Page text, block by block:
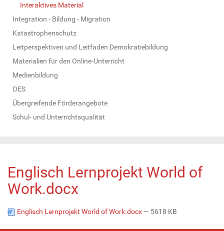
Interaktives Material
Integration - Bildung - Migration
Katastrophenschutz
Leitperspektiven und Leitfaden Demokratiebildung
Materialien für den Online-Unterricht
Medienbildung
OES
Übergreifende Förderangebote
Schul- und Unterrichtsqualität
Englisch Lernprojekt World of
Work.docx
Englisch Lernprojekt World of Work.docx— 5618 KB